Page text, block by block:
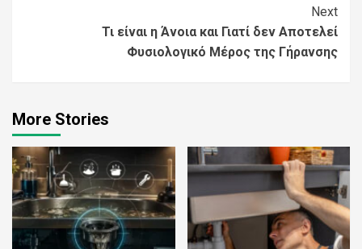
Next
Τι είναι η Άνοια και Γιατί δεν Αποτελεί
Φυσιολογικό Μέρος της Γήρανσης
More Stories